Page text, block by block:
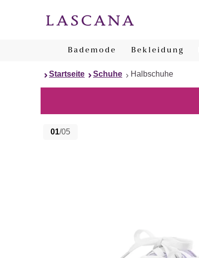
Bademode Bekleidung
Startseite Schuhe Halbschuhe
01/05